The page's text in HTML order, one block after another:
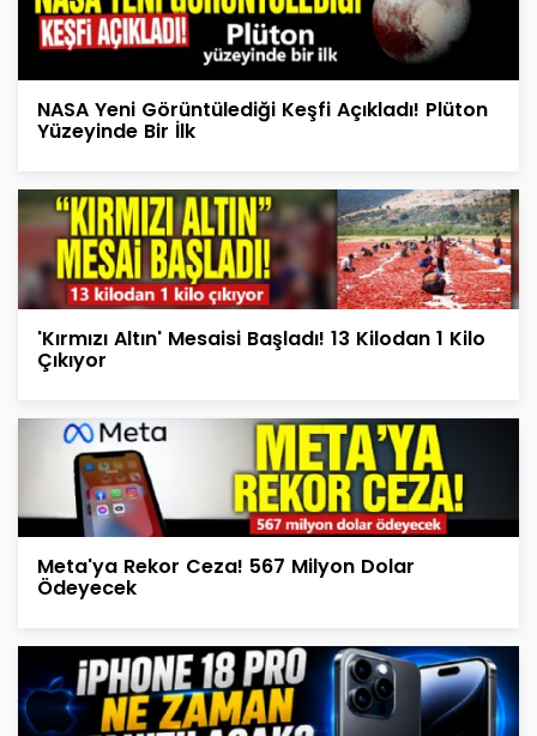
NASA Yeni Görüntülediği Keşfi Açıkladı! Plüton
Yüzeyinde Bir İlk
'Kırmızı Altın' Mesaisi Başladı! 13 Kilodan 1 Kilo
Çıkıyor
Meta'ya Rekor Ceza! 567 Milyon Dolar
Ödeyecek